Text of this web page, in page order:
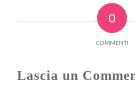
0
COMMENTI
Lascia un